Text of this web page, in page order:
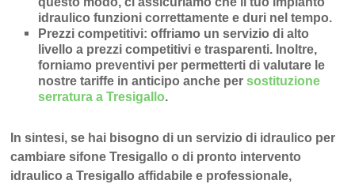
idraulico funzioni correttamente e duri nel tempo.
Prezzi competitivi: offriamo unservizio di alto
livello a prezzi competitivi e trasparenti. Inoltre,
forniamo preventivi per permetterti di valutare le
nostre tariffe in anticipo anche persostituzione
serratura a Tresigallo.
In sintesi, se hai bisogno di un servizio di idraulico per
cambiare sifone Tresigallo o di pronto intervento
idraulico a Tresigallo affidabile e professionale,